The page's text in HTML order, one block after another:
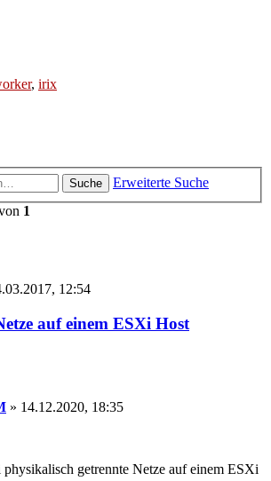
, irix
Suche
Erweiterte Suche
1
12:54
auf einem ESXi Host
» 14.12.2020, 18:35
getrennte Netze auf einem ESXi